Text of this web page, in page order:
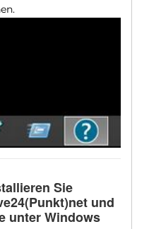
Sie
und
unter Windows